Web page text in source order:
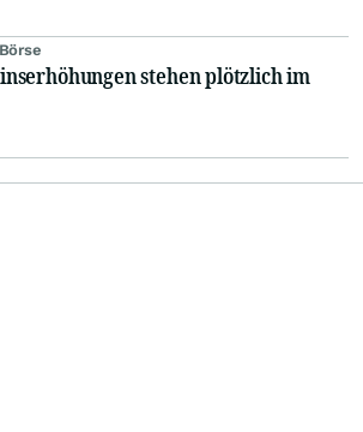
stehen plötzlich im